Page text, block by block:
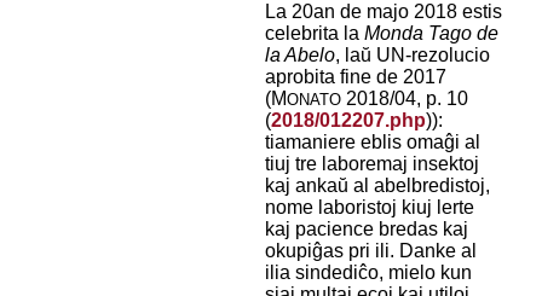
La 20an de majo 2018 estis
celebrita la Monda Tago de
la Abelo, laŭ UN-rezolucio
aprobita fine de 2017
(MONATO2018/04, p. 10
(2018/012207.php)):
tiamaniere eblis omaĝi al
tiuj tre laboremaj insektoj
kaj ankaŭ al abelbredistoj,
nome laboristoj kiuj lerte
kaj pacience bredas kaj
okupiĝas pri ili. Danke al
ilia sindediĉo, mielo kun